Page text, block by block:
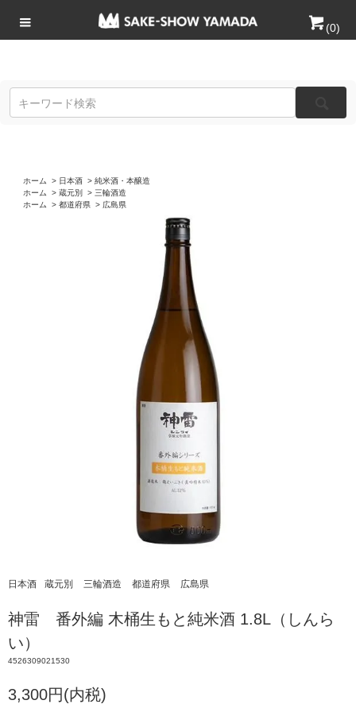
(0)
ホーム > 日本酒 > 純米酒・本醸造
ホーム
> 蔵元別 > 三輪酒造
ホーム
> 都道府県 > 広島県
日本酒 蔵元別 三輪酒造 都道府県 広島県
神雷 番外編 木桶生もと純米酒 1.8L（しんら
い）
4526309021530
3,300円(内税)